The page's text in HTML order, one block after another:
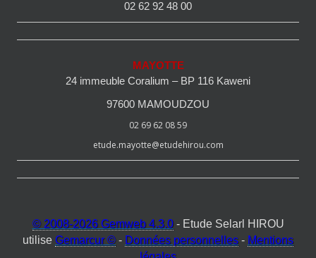
02 62 92 48 00
MAYOTTE
24 immeuble Coralium – BP 116 Kaweni
97600 MAMOUDZOU
02 69 62 08 59
etude.mayotte@etudehirou.com
© 2008-2026 Gemweb 4.3.0- Etude Selarl HIROU
utilise Gemarcur © - Données personnelles - Mentions